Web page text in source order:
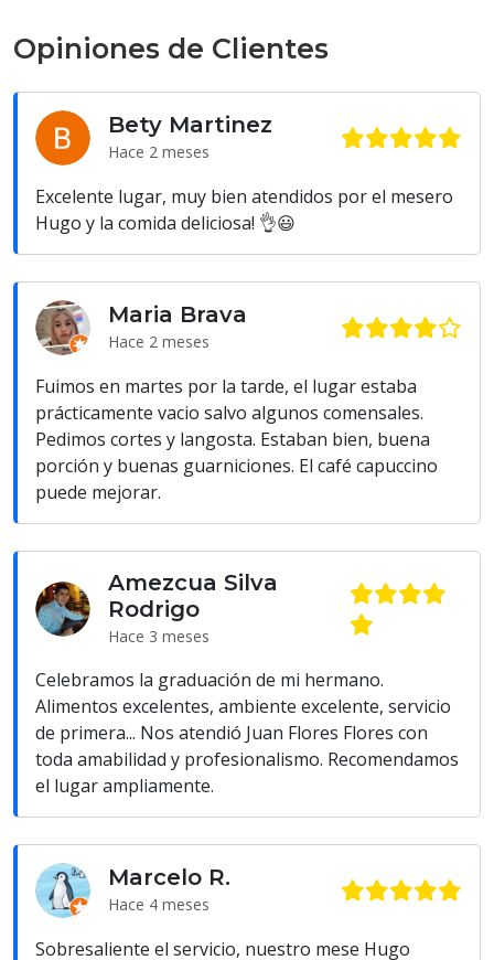
Opiniones de Clientes
Bety Martinez
Hace 2 meses
Excelente lugar, muy bien atendidos por el mesero
Hugo y la comida deliciosa! 👌😃
Maria Brava
Hace 2 meses
Fuimos en martes por la tarde, el lugar estaba
prácticamente vacio salvo algunos comensales.
Pedimos cortes y langosta. Estaban bien, buena
porción y buenas guarniciones. El café capuccino
puede mejorar.
Amezcua Silva
Rodrigo
Hace 3 meses
Celebramos la graduación de mi hermano.
Alimentos excelentes, ambiente excelente, servicio
de primera... Nos atendió Juan Flores Flores con
toda amabilidad y profesionalismo. Recomendamos
el lugar ampliamente.
Marcelo R.
Hace 4 meses
Sobresaliente el servicio, nuestro mese Hugo